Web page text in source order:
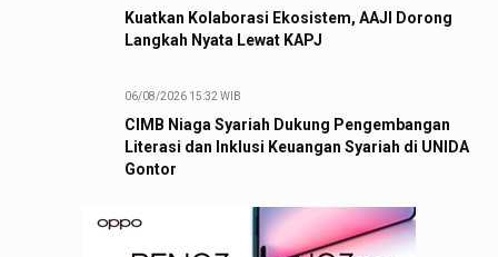
Kuatkan Kolaborasi Ekosistem, AAJI Dorong
Langkah Nyata Lewat KAPJ
06/08/2026 15:32 WIB
CIMB Niaga Syariah Dukung Pengembangan
Literasi dan Inklusi Keuangan Syariah di UNIDA
Gontor